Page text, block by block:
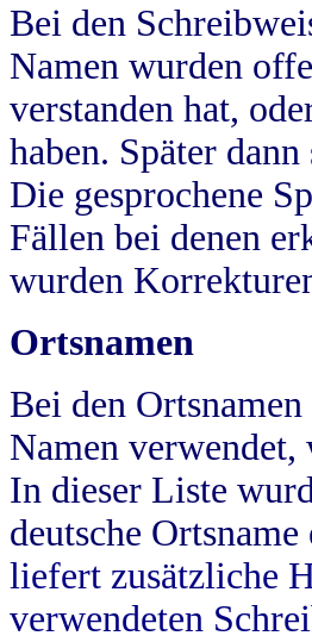
Bei den
Namen wurden
verstanden hat,
haben. Später
Die gesprochene
Fällen bei denen
wurden
Ortsnamen
Bei den
Namen
In dieser Liste
deutsche Ortsname
liefert zusätzliche
verwendeten